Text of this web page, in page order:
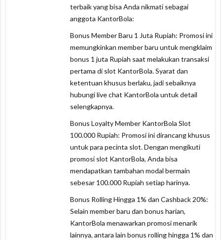
terbaik yang bisa Anda nikmati sebagai
anggota KantorBola:
Bonus Member Baru 1 Juta Rupiah: Promosi ini
memungkinkan member baru untuk mengklaim
bonus 1 juta Rupiah saat melakukan transaksi
pertama di slot KantorBola. Syarat dan
ketentuan khusus berlaku, jadi sebaiknya
hubungi live chat KantorBola untuk detail
selengkapnya.
Bonus Loyalty Member KantorBola Slot
100.000 Rupiah: Promosi ini dirancang khusus
untuk para pecinta slot. Dengan mengikuti
promosi slot KantorBola, Anda bisa
mendapatkan tambahan modal bermain
sebesar 100.000 Rupiah setiap harinya.
Bonus Rolling Hingga 1% dan Cashback 20%:
Selain member baru dan bonus harian,
KantorBola menawarkan promosi menarik
lainnya, antara lain bonus rolling hingga 1% dan